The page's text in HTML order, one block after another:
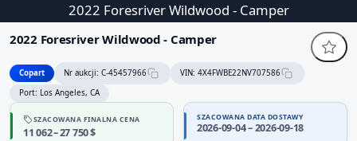
2022 Foresriver Wildwood - Camper
2022 Foresriver Wildwood - Camper
Copart Nr aukcji: C-45457966
VIN: 4X4FWBE22NV707586
Port: Los Angeles, CA
SZACOWANA FINALNA CENA
11 062 – 27 750 $
SZACOWANA DATA DOSTAWY
2026-09-04 – 2026-09-18